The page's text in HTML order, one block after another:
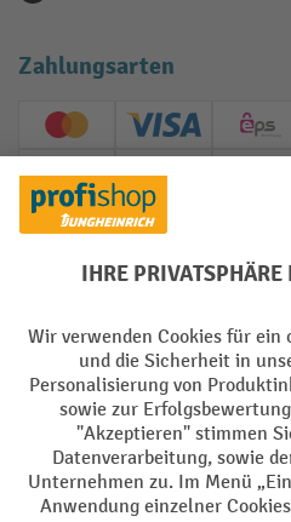
Zahlungsarten
Creditcard (Master)Creditcard (Visa)
EPS
PayPal
Soziale Netzwerke
Impressum
Barrierefreiheit Privacy